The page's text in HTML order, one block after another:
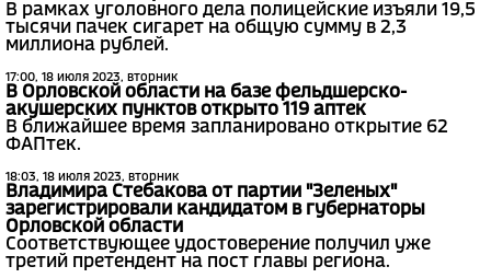
В рамках уголовного дела полицейские изъяли 19,5
тысячи пачек сигарет на общую сумму в 2,3
миллиона рублей.
17:00, 18 июля 2023, вторник
В Орловской области на базе фельдшерско-
акушерских пунктов открыто 119 аптек
В ближайшее время запланировано открытие 62
ФАПтек.
18:03, 18 июля 2023, вторник
Владимира Стебакова от партии "Зеленых"
зарегистрировали кандидатом в губернаторы
Орловской области
Соответствующее удостоверение получил уже
третий претендент на пост главы региона.